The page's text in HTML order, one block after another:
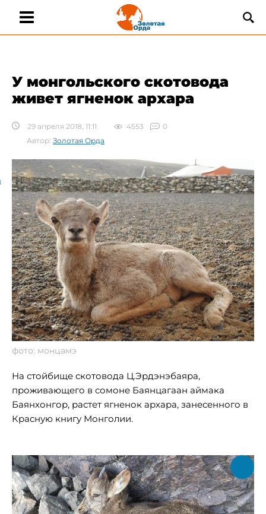
У монгольского скотовода
живет ягненок архара
29 апреля 2018, 11:11 4553
0
Автор: Золотая Орда
фото: монцамэ
На стойбище скотовода Ц.Эрдэнэбаяра,
проживающего в сомоне Баянцагаан аймака
Баянхонгор, растет ягненок архара, занесенного в
Красную книгу Монголии.